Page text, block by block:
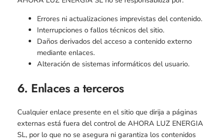
Errores ni actualizaciones imprevistas del contenido.
Interrupciones o fallos técnicos del sitio.
Daños derivados del acceso a contenido externo
mediante enlaces.
Alteración de sistemas informáticos del usuario.
6. Enlaces a terceros
Cualquier enlace presente en el sitio que dirija a páginas
externas está fuera del control de AHORA LUZ ENERGIA
SL, por lo que no se asegura ni garantiza los contenidos